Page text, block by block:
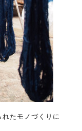
たモノづくりに